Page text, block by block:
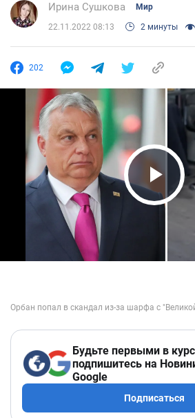
Ирина Сушкова Мир
22.11.2022 08:13 2 минуты
202
Play
Будьте первыми в
подпишитесь на
Google
Подписаться